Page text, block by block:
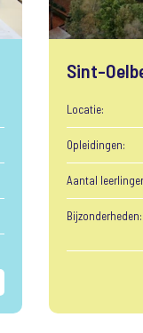
Sint-
Locatie:
Opleidingen:
Aantal
Bijzonderheden: